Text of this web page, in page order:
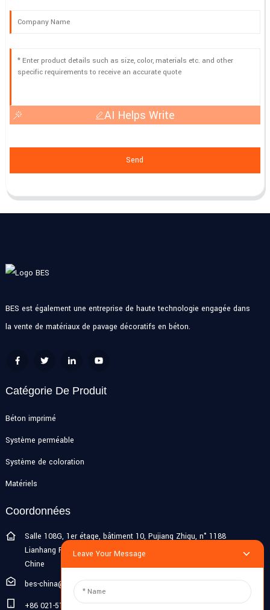
AI Helps Write
Send
BES est également une entreprise de haute technologie engagée dans
la vente de matériaux de pavage décoratifs en béton.
Catégorie De Produit
Béton imprimé
Système perméable
Système de coloration
Matériels
Coordonnées
Salle 108G, 1er étage, bâtiment 10, Pujiang Zhigu, n° 1188
Lianhang Road, ville de Pujiang, district de Minhang, Shanghai,
Chine
bes-china@besdeconcrete.com
+86 021-51692846
Leave Your Message